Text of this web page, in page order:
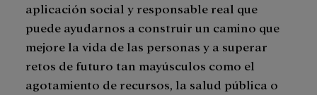
aplicación social y responsable real que
puede ayudarnos a construir un camino que
mejore la vida de las personas y a superar
retos de futuro tan mayúsculos como el
agotamiento de recursos, la salud pública o